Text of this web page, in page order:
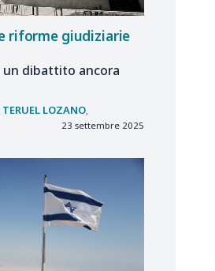
riforme giudiziarie
un dibattito ancora
TERUEL LOZANO
23 settembre 2025